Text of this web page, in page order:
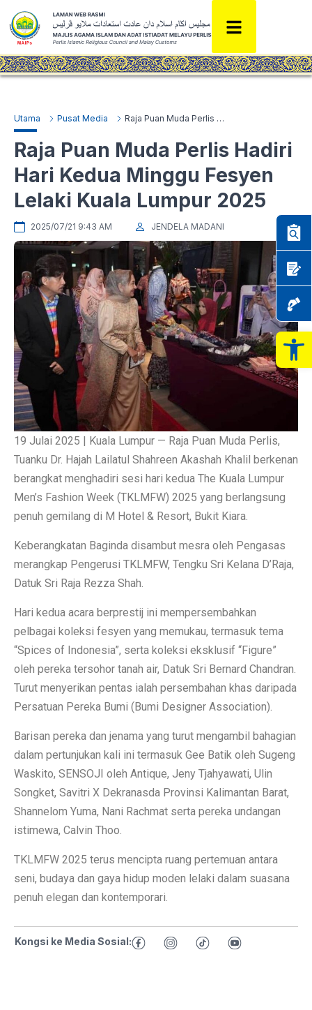
Utama Pusat Media Raja Puan Muda Perlis Hadiri Hari Kedua Minggu Fesyen Lelaki Kuala Lumpur 2025
Raja Puan Muda Perlis Hadiri
Hari Kedua Minggu Fesyen
Lelaki Kuala Lumpur 2025
2025/07/21 9:43 AM JENDELA MADANI
19 Julai 2025 | Kuala Lumpur — Raja Puan Muda Perlis,
Tuanku Dr. Hajah Lailatul Shahreen Akashah Khalil berkenan
berangkat menghadiri sesi hari kedua The Kuala Lumpur
Men’s Fashion Week (TKLMFW) 2025 yang berlangsung
penuh gemilang di M Hotel & Resort, Bukit Kiara.
Keberangkatan Baginda disambut mesra oleh Pengasas
merangkap Pengerusi TKLMFW, Tengku Sri Kelana D’Raja,
Datuk Sri Raja Rezza Shah.
Hari kedua acara berprestij ini mempersembahkan
pelbagai koleksi fesyen yang memukau, termasuk tema
“Spices of Indonesia”, serta koleksi eksklusif “Figure”
oleh pereka tersohor tanah air, Datuk Sri Bernard Chandran.
Turut menyerikan pentas ialah persembahan khas daripada
Persatuan Pereka Bumi (Bumi Designer Association).
Barisan pereka dan jenama yang turut mengambil bahagian
dalam pertunjukan kali ini termasuk Gee Batik oleh Sugeng
Waskito, SENSOJI oleh Antique, Jeny Tjahyawati, Ulin
Songket, Savitri X Dekranasda Provinsi Kalimantan Barat,
Shannelom Yuma, Nani Rachmat serta pereka undangan
istimewa, Calvin Thoo.
TKLMFW 2025 terus mencipta ruang pertemuan antara
seni, budaya dan gaya hidup moden lelaki dalam suasana
penuh elegan dan kontemporari.
Kongsi ke Media Sosial: